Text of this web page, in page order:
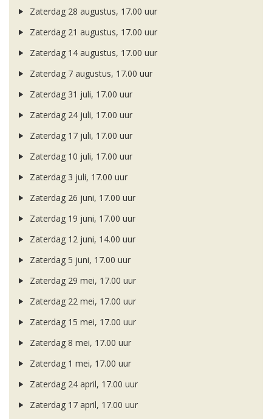
Zaterdag 28 augustus, 17.00 uur
Zaterdag 21 augustus, 17.00 uur
Zaterdag 14 augustus, 17.00 uur
Zaterdag 7 augustus, 17.00 uur
Zaterdag 31 juli, 17.00 uur
Zaterdag 24 juli, 17.00 uur
Zaterdag 17 juli, 17.00 uur
Zaterdag 10 juli, 17.00 uur
Zaterdag 3 juli, 17.00 uur
Zaterdag 26 juni, 17.00 uur
Zaterdag 19 juni, 17.00 uur
Zaterdag 12 juni, 14.00 uur
Zaterdag 5 juni, 17.00 uur
Zaterdag 29 mei, 17.00 uur
Zaterdag 22 mei, 17.00 uur
Zaterdag 15 mei, 17.00 uur
Zaterdag 8 mei, 17.00 uur
Zaterdag 1 mei, 17.00 uur
Zaterdag 24 april, 17.00 uur
Zaterdag 17 april, 17.00 uur